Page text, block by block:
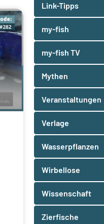
Link-Tipps
my-fish
my-fish TV
Mythen
Veranstaltungen
Verlage
Wasserpflanzen
Wirbellose
Wissenschaft
Zierfische